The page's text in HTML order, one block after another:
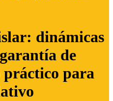
dinámicas
de
práctico para